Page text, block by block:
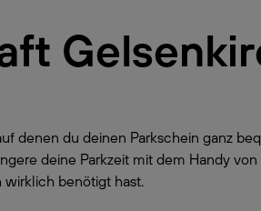
denen du deinen Parkschein ganz
deine Parkzeit mit dem Handy
wirklich benötigt hast.